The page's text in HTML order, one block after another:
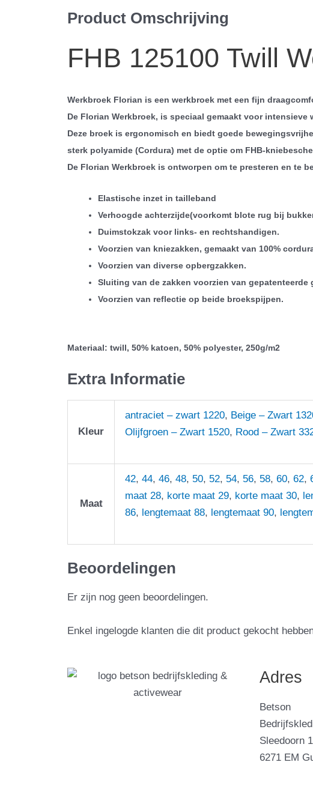
Product Omschrijving
FHB 125100 Twill
Werkbroek Florian is een werkbroek met een fijn
De Florian Werkbroek, is speciaal gemaakt voor
Deze broek is ergonomisch en biedt goede
sterk polyamide (Cordura) met de optie om FHB-
De Florian Werkbroek is ontworpen om te presteren en te
Elastische inzet in tailleband
Verhoogde achterzijde(voorkomt blote rug bij
Duimstokzak voor links- en rechtshandigen.
Voorzien van kniezakken, gemaakt van 100%
Voorzien van diverse opbergzakken.
Sluiting van de zakken voorzien van
Voorzien van reflectie op beide broekspijpen.
Materiaal: twill, 50% katoen, 50% polyester, 250g/m2
Extra Informatie
Kleur
antraciet – zwart 1220, Beige – Zwart
Olijfgroen – Zwart 1520, Rood – Zwart
Maat
42, 44, 46, 48, 50, 52, 54, 56, 58, 60, 62,
maat 28, korte maat 29, korte maat 30,
86, lengtemaat 88, lengtemaat 90,
Beoordelingen
Er zijn nog geen beoordelingen.
Enkel ingelogde klanten die dit product gekocht
Adres
Betson
Sleedoorn 1
6271 EM